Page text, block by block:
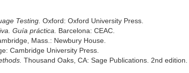
Testing. Oxford: Oxford University Press.
Guía práctica.
Barcelona: CEAC.
Mass.: Newbury House.
Cambridge University Press.
Thousand Oaks, CA: Sage Publications. 2nd edition.